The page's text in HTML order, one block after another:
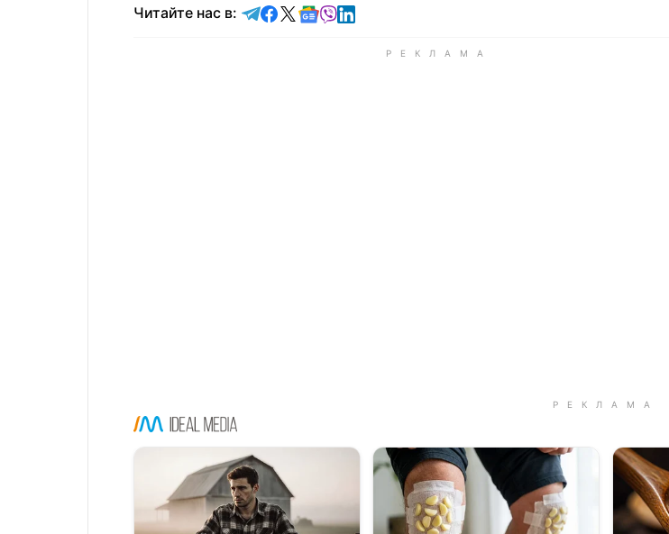
Читайте нас в: Читайте в Telegram
Читайте в Facebook
Читайте в X
Читайте в Google news
Читайте в Viber
Читайте в LinkedIn